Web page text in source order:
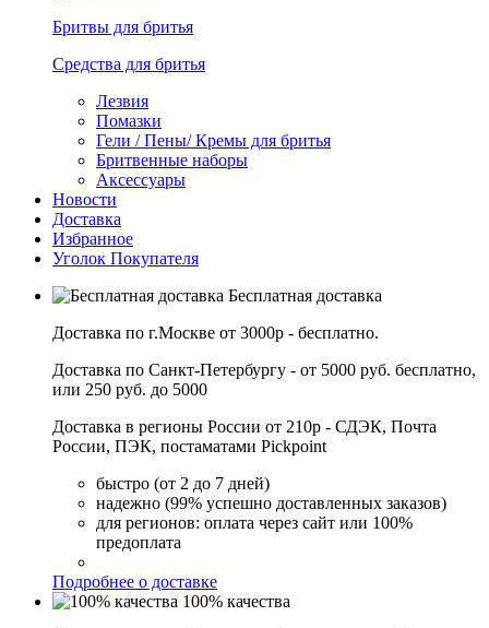
Бритвы для бритья
Средства для бритья
Лезвия
Помазки
Гели / Пены/ Кремы для бритья
Бритвенные наборы
Аксессуары
Новости
Доставка
Избранное
Уголок Покупателя
Бесплатная доставка
Доставка по г.Москве от 3000р - бесплатно.
Доставка по Санкт-Петербургу - от 5000 руб. бесплатно,
или 250 руб. до 5000
Доставка в регионы России от 210р - СДЭК, Почта
России, ПЭК, постаматами Pickpoint
быстро (от 2 до 7 дней)
надежно (99% успешно доставленных заказов)
для регионов: оплата через сайт или 100%
предоплата
Подробнее о доставке
100% качества